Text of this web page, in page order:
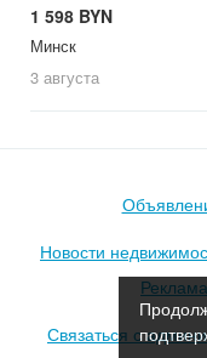
1 598 BYN
Минск
3 августа
Новости
Связаться с